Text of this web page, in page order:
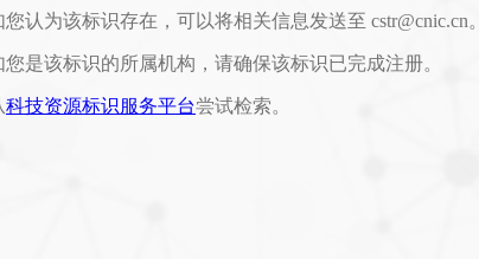
您认为该标识存在，可以将相关信息发送至 cstr@cnic.cn。
您是该标识的所属机构，请确保该标识已完成注册。
科技资源标识服务平台尝试检索。